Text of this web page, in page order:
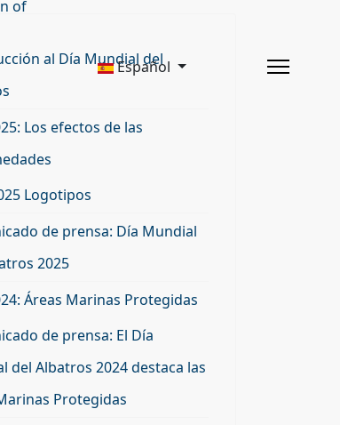
of
Español
al Día Mundial del
Los efectos de las
Logotipos
de prensa: Día Mundial
2025
Áreas Marinas Protegidas
de prensa: El Día
del Albatros 2024 destaca las
Protegidas